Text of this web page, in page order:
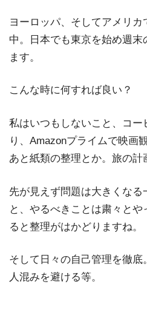
ヨーロッパ、そしてアメリ
中。日本でも東京を始め週
ます。
こんな時に何すれば良い？
私はいつもしないこと、コ
り、Amazonプライムで映画
あと紙類の整理とか。旅の計
先が見えず問題は大きくなる
と、やるべきことは粛々と
ると整理がはかどりますね。
そして日々の自己管理を徹底
人混みを避ける等。